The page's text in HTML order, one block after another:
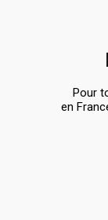
Pour
en